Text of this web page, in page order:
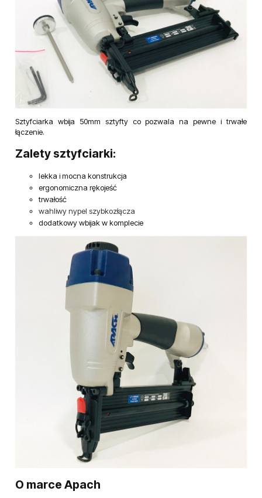
Sztyfciarka wbija 50mm sztyfty co pozwala na pewne i trwałe
łączenie.
Zalety sztyfciarki:
lekka i mocna konstrukcja
ergonomiczna rękojeść
trwałość
wahliwy nypel szybkozłącza
dodatkowy wbijak w komplecie
O marce Apach